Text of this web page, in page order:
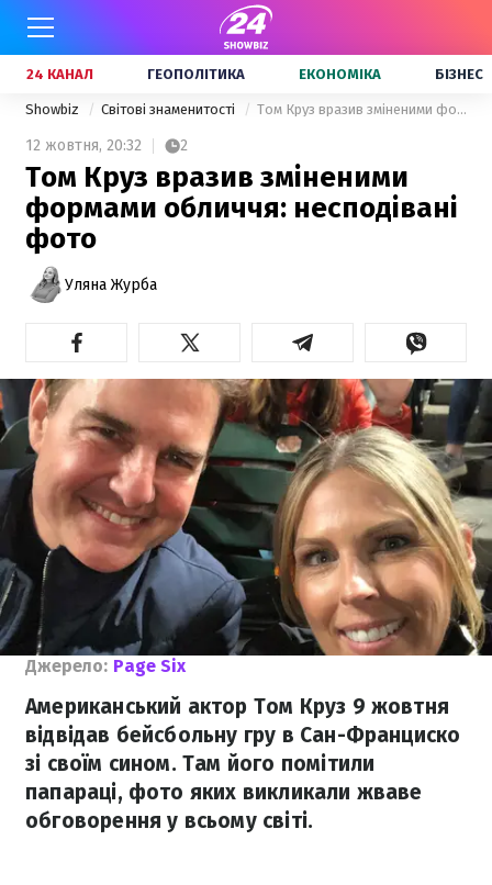
24 КАНАЛ ГЕОПОЛІТИКА ЕКОНОМІКА БІЗНЕС
Showbiz Світові знаменитості Том Круз вразив зміненими формами обличчя: несподівані фото
12 жовтня, 20:32 2
Том Круз вразив зміненими
формами обличчя: несподівані
фото
Уляна Журба
Джерело: Page Six
Американський актор Том Круз 9 жовтня
відвідав бейсбольну гру в Сан-Франциско
зі своїм сином. Там його помітили
папараці, фото яких викликали жваве
обговорення у всьому світі.